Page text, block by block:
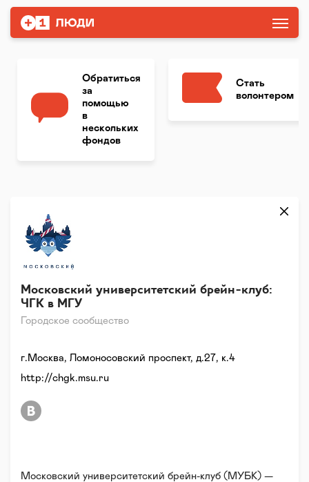
Обратиться
за
помощью
в
нескольких
фондов
Стать
волонтером
Городское сообщество
Московский университетский брейн-клуб:
ЧГК в МГУ
Московский университетский брейн-клуб (МУБК) —
г.Москва, Ломоносовский проспект, д.27, к.4
http://chgk.msu.ru